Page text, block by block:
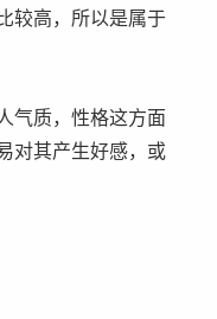
较高，所以是属于
气质，性格这方面
对其产生好感，或